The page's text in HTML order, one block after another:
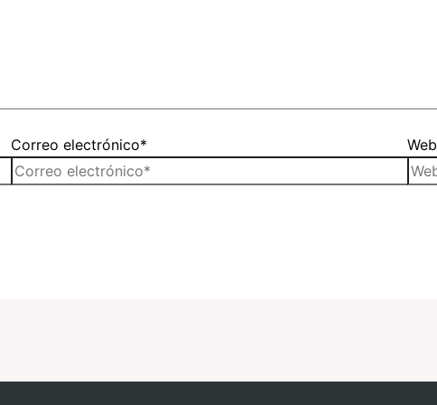
Correo electrónico* Web